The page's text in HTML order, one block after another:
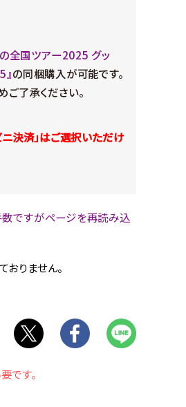
全国ツアー2025 グッ
の同梱購入が可能です。
了承ください。
決済」はご選択いただけ
数ですがページを再読み込
りません。
です。